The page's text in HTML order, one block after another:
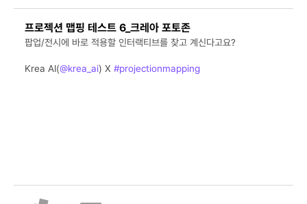
프로젝션 맵핑 테스트 6_크레아 포토존
팝업/전시에 바로 적용할 인터랙티브를 찾고 계신다고요?
Krea AI(@krea_ai) X #projectionmapping